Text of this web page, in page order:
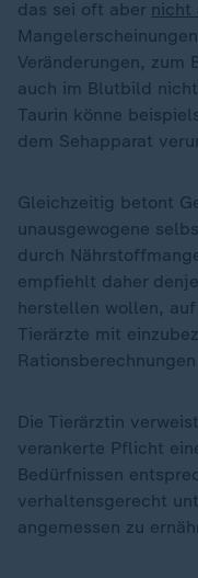
das sei oft aber nicht
Veränderungen, zum
auch im Blutbild
Taurin könne
dem Sehapparat
Gleichzeitig betont
unausgewogene
durch
empfiehlt daher
herstellen wollen,
Tierärzte mit
Die Tierärztin
verankerte Pflicht
Bedürfnissen
verhaltensgerecht
angemessen zu